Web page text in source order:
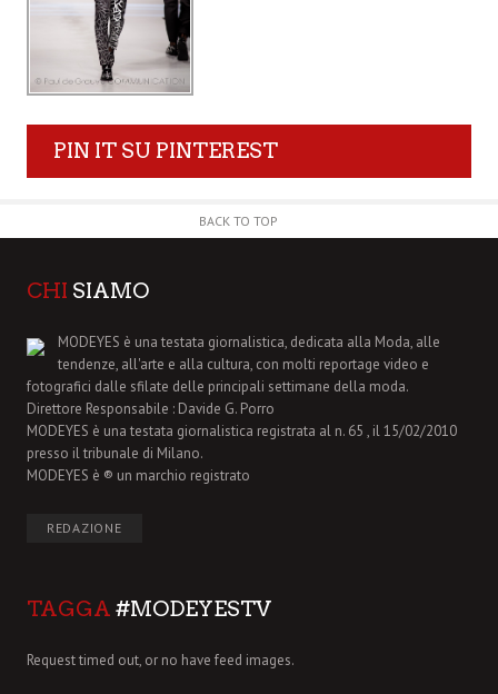
PIN IT SU PINTEREST
BACK TO TOP
CHI SIAMO
MODEYES è una testata giornalistica, dedicata alla Moda, alle
tendenze, all'arte e alla cultura, con molti reportage video e
fotografici dalle sfilate delle principali settimane della moda.
Direttore Responsabile : Davide G. Porro
MODEYES è una testata giornalistica registrata al n. 65 , il 15/02/2010
presso il tribunale di Milano.
MODEYES è ® un marchio registrato
REDAZIONE
TAGGA #MODEYESTV
Request timed out, or no have feed images.